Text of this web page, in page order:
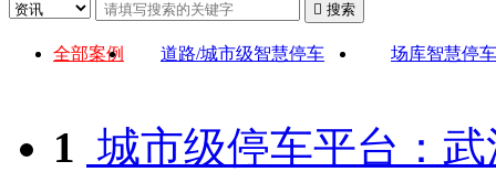
 搜索
全部案例 道路/城市级智慧停车 场库智慧停车
1 城市级停车平台：